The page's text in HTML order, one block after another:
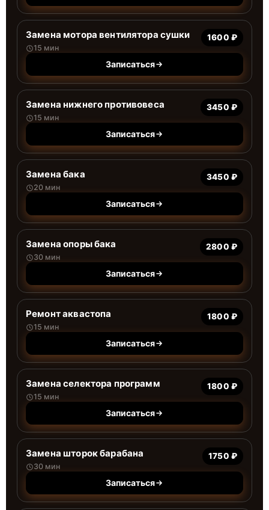
Замена мотора вентилятора сушки
15 мин
1600 ₽
Записаться
Замена нижнего противовеса
15 мин
3450 ₽
Записаться
Замена бака
20 мин
3450 ₽
Записаться
Замена опоры бака
30 мин
2800 ₽
Записаться
Ремонт аквастопа
15 мин
1800 ₽
Записаться
Замена селектора программ
15 мин
1800 ₽
Записаться
Замена шторок барабана
30 мин
1750 ₽
Записаться